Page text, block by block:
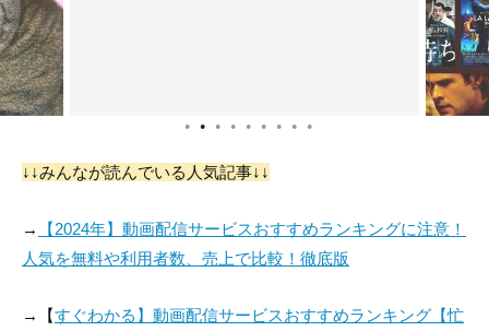
● ● ● ● ● ● ● ● ●
↓↓みんなが読んでいる人気記事↓↓
→
【2024年】動画配信サービスおすすめランキングに注意！
人気を無料や利用者数、売上で比較！徹底版
→【すぐわかる】動画配信サービスおすすめランキング【忙